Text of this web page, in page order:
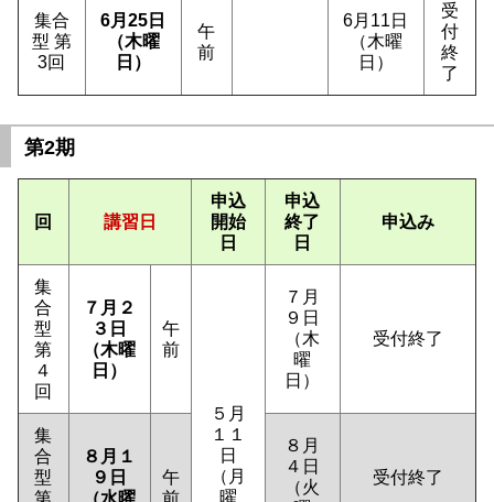
集合
型 第
3回
6月25日
（木曜
日）
午
前
6月11日
（木曜
日）
受
付
終
了
第2期
回 講習日
申込
開始
日
申込
終了
日
申込み
集
合
型
第
４
回
７月２
３日
（木曜
日）
午
前
５月
１１
日
（月
曜
７月
９日
（木
曜
日）
受付終了
集
合
型
第
８月１
９日
（水曜
午
前
８月
４日
（火
受付終了